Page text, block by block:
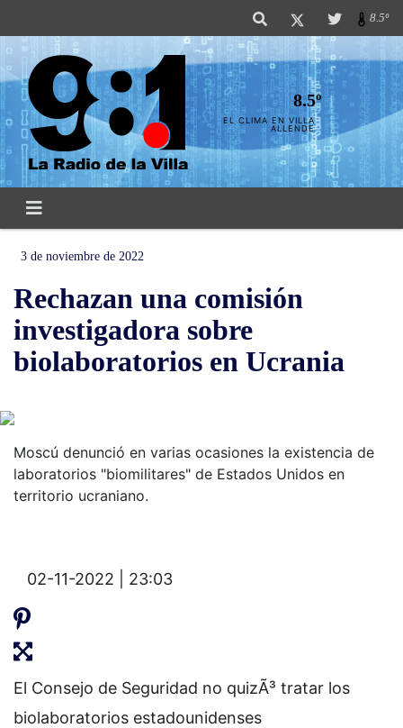
8.5º
8.5º
EL CLIMA EN VILLA
ALLENDE
3 de noviembre de 2022
Rechazan una comisión
investigadora sobre
biolaboratorios en Ucrania
Moscú denunció en varias ocasiones la existencia de
laboratorios "biomilitares" de Estados Unidos en
territorio ucraniano.
02-11-2022 | 23:03
El Consejo de Seguridad no quizÃ³ tratar los
biolaboratorios estadounidenses